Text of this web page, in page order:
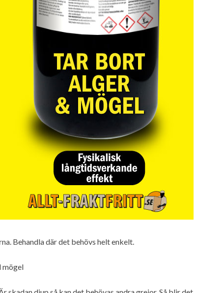
Behandla där det behövs helt enkelt.
mögel